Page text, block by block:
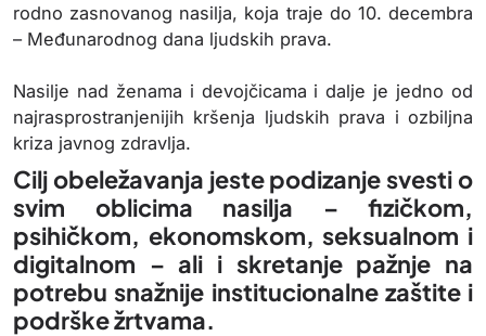
rodno zasnovanog nasilja, koja traje do 10. decembra
– Međunarodnog dana ljudskih prava.
Nasilje nad ženama i devojčicama i dalje je jedno od
najrasprostranjenijih kršenja ljudskih prava i ozbiljna
kriza javnog zdravlja.
Cilj obeležavanja jeste podizanje svesti o
svim oblicima nasilja – fizičkom,
psihičkom, ekonomskom, seksualnom i
digitalnom – ali i skretanje pažnje na
potrebu snažnije institucionalne zaštite i
podrške žrtvama.